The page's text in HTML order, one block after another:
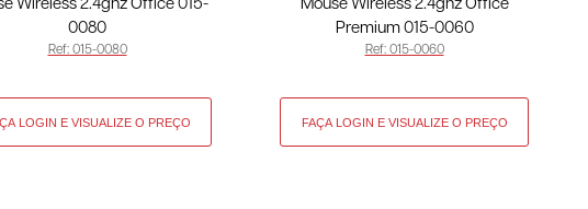
Wireless 2.4ghz Office 015-
0080
Ref: 015-0080
Mouse Wireless 2.4ghz Office
Premium 015-0060
Ref: 015-0060